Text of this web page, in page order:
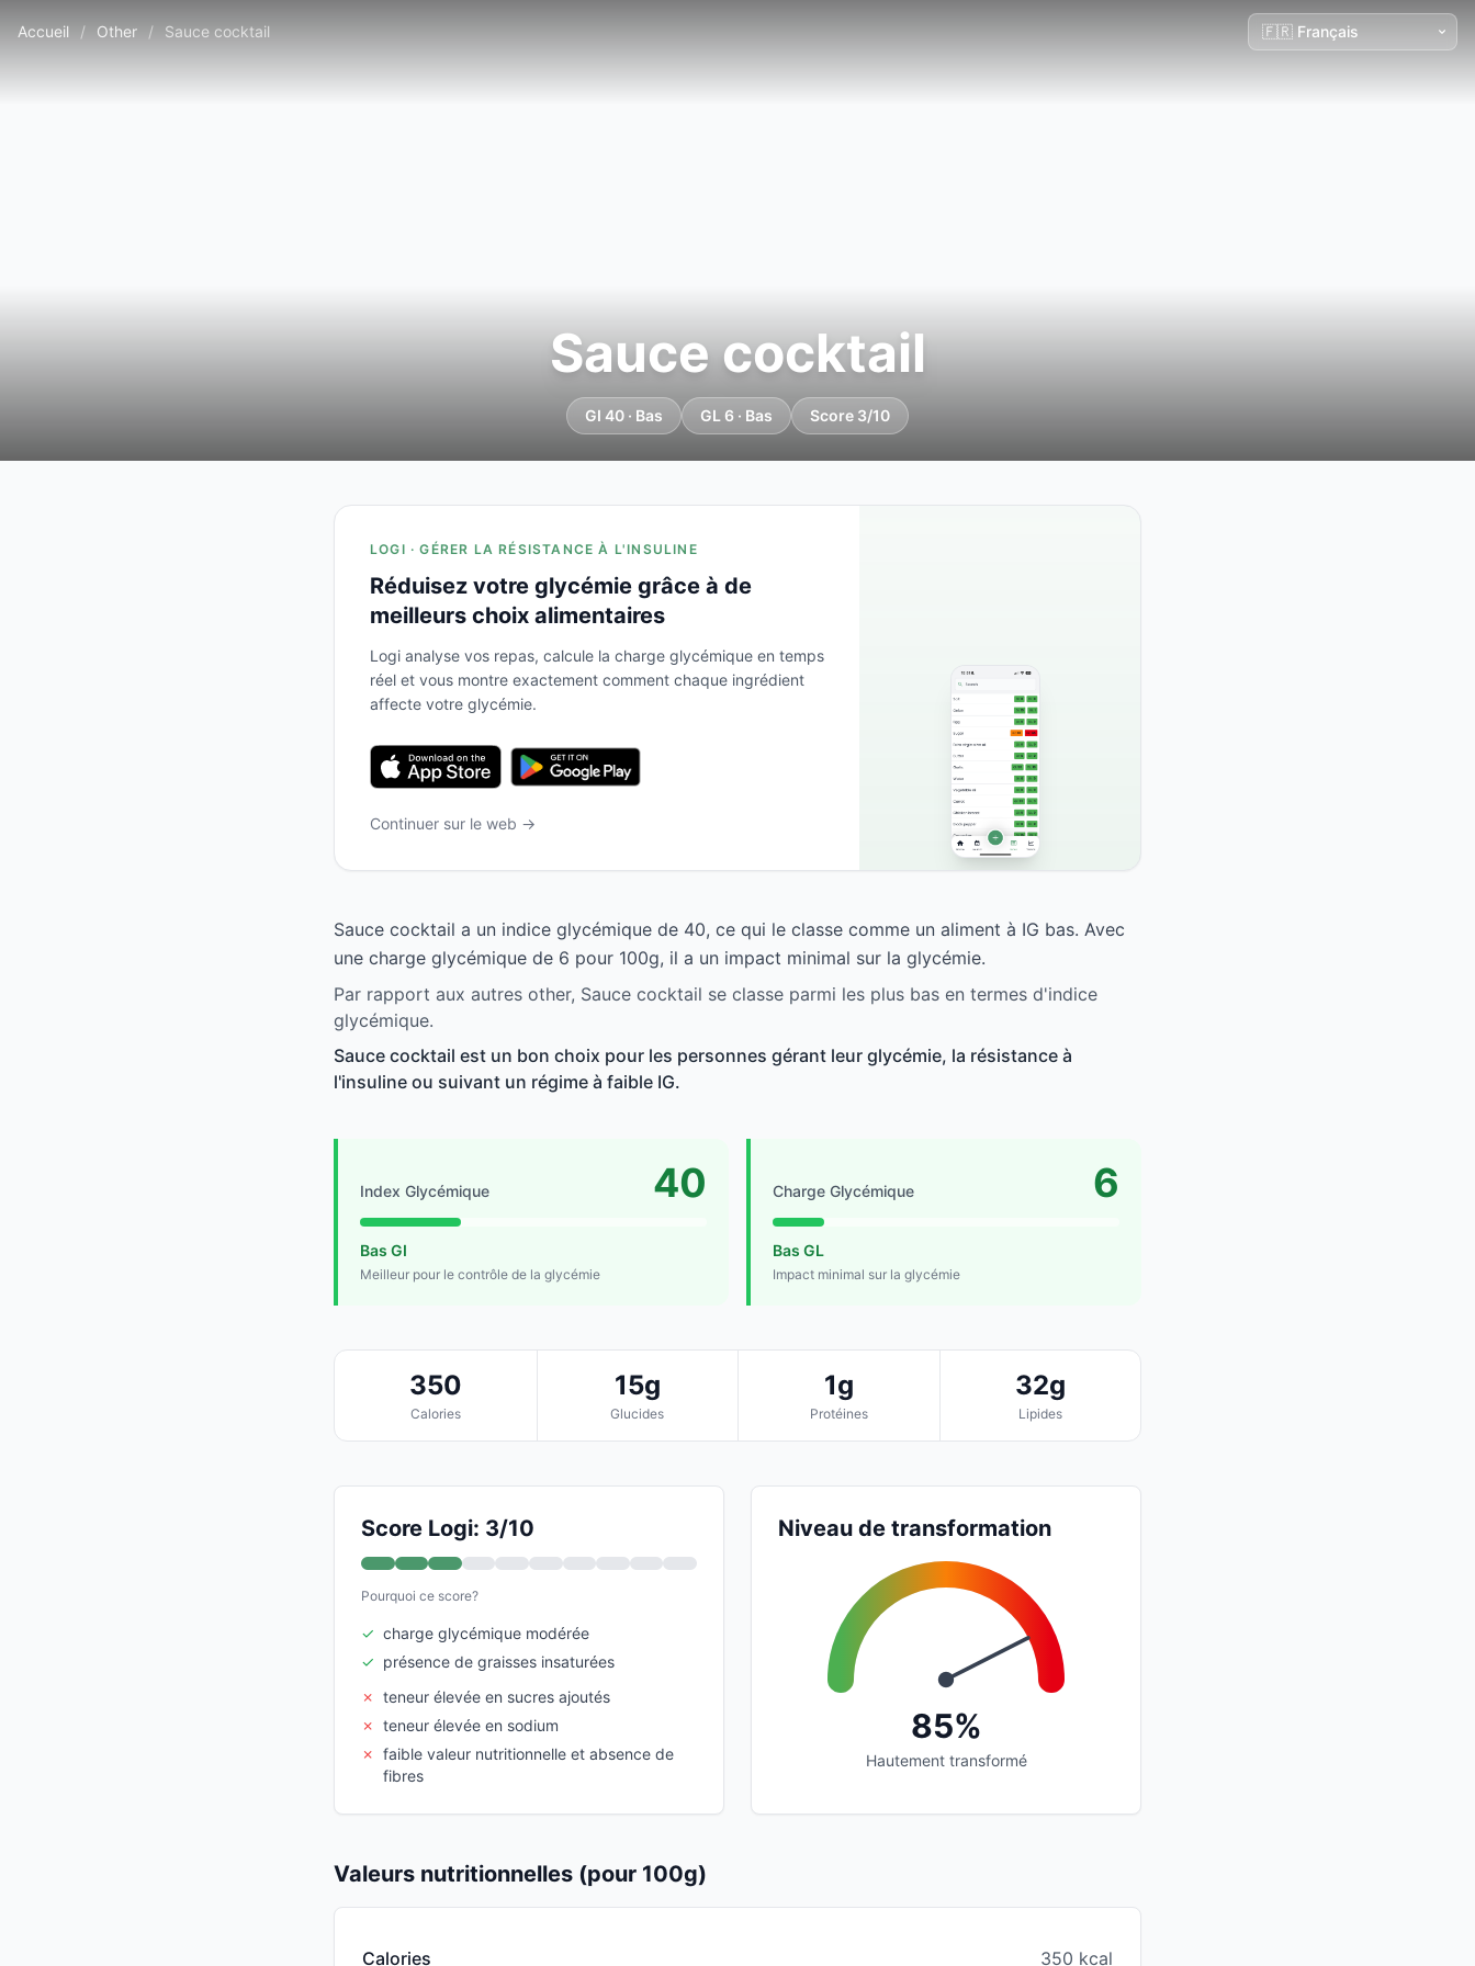
Accueil / Other / Sauce cocktail
Sauce cocktail
GI 40 · Bas GL 6 · Bas Score 3/10
LOGI · GÉRER LA RÉSISTANCE À L'INSULINE
Réduisez votre glycémie grâce à de
meilleurs choix alimentaires
Logi analyse vos repas, calcule la charge glycémique en temps
réel et vous montre exactement comment chaque ingrédient
affecte votre glycémie.
Continuer sur le web →
Sauce cocktail a un indice glycémique de 40, ce qui le classe comme un aliment à IG bas. Avec
une charge glycémique de 6 pour 100g, il a un impact minimal sur la glycémie.
Par rapport aux autres other, Sauce cocktail se classe parmi les plus bas en termes d'indice
glycémique.
Sauce cocktail est un bon choix pour les personnes gérant leur glycémie, la résistance à
l'insuline ou suivant un régime à faible IG.
Index Glycémique 40
Bas GI
Meilleur pour le contrôle de la glycémie
Charge Glycémique 6
Bas GL
Impact minimal sur la glycémie
350
Calories
15g
Glucides
1g
Protéines
32g
Lipides
Score Logi: 3/10
Pourquoi ce score?
✓ charge glycémique modérée
✓ présence de graisses insaturées
✗ teneur élevée en sucres ajoutés
✗ teneur élevée en sodium
✗ faible valeur nutritionnelle et absence de
fibres
Niveau de transformation
85%
Hautement transformé
Valeurs nutritionnelles (pour 100g)
Calories 350 kcal